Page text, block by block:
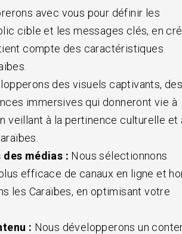
avec vous pour définir les
cible et les messages clés, en
compte des caractéristiques
des visuels captivants, des
immersives qui donneront vie à
veillant à la pertinence culturelle et
médias : Nous sélectionnons
efficace de canaux en ligne et
les Caraïbes, en optimisant votre
: Nous développerons un